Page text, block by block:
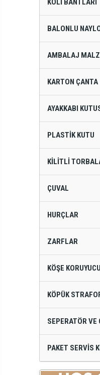
KOLI BANTLARI
BALONLU
AMBALAJ
KARTON ÇANTA
AYAKKABI
PLASTIK KUTU
KILITLI
ÇUVAL
HURÇLAR
ZARFLAR
KÖŞE
KÖPÜK
SEPERATÖR
PAKET SERVIS